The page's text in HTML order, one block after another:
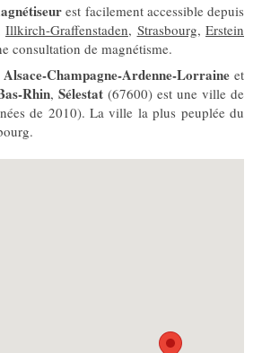
est facilement accessible depuis
Illkirch-Graffenstaden, Strasbourg, Erstein
consultation de magnétisme.
Alsace-Champagne-Ardenne-Lorraineet
Rhin, Sélestat (67600) est une ville de
de 2010). La ville la plus peuplée du